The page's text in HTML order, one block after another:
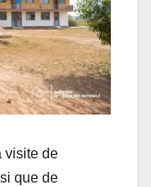
visite de
que de